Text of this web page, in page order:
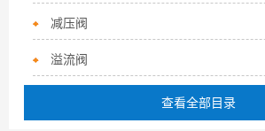
减压阀
溢流阀
查看全部目录